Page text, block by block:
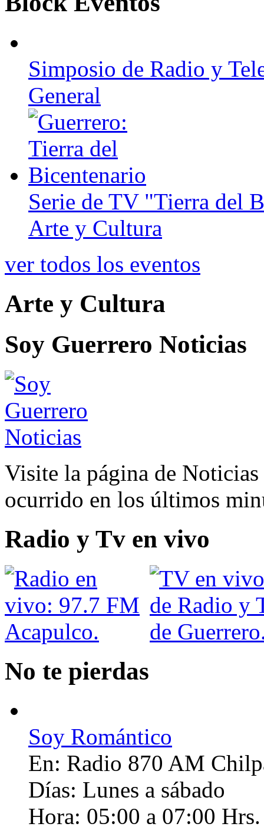
Simposio de Radio y
General
Serie de TV "Tierra del
Arte y Cultura
ver todos los eventos
Arte y Cultura
Soy Guerrero Noticias
Visite la página de
ocurrido en los últimos
Radio y Tv en vivo
No te pierdas
Soy Romántico
En: Radio 870 AM
Días: Lunes a sábado
Hora: 05:00 a 07:00 Hrs.